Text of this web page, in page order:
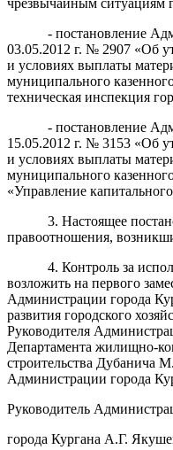
- постановление
03.05.2012 г. № 2907 «Об
и условиях выплаты
муниципального
техническая инспекция
- постановление
15.05.2012 г. № 3153 «Об
и условиях выплаты
муниципального
«Управление
3. Настоящее
правоотношения,
4. Контроль за
возложить на первого
Администрации города
развития городского
Руководителя
Департамента жилищно-
строительства
Администрации города
Руководитель
города Кургана А.Г.